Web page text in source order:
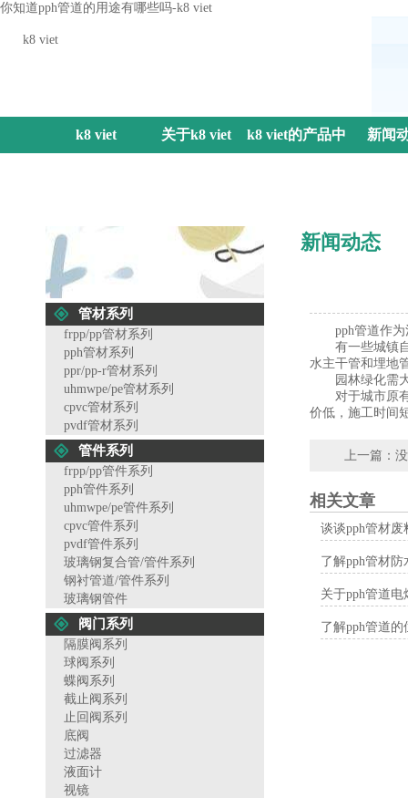
你知道pph管道的用途有哪些吗-k8 viet
k8 viet
k8 viet 关于k8 viet k8 viet的产品中 新闻
管材系列
frpp/pp管材系列
pph管材系列
ppr/pp-r管材系列
uhmwpe/pe管材系列
cpvc管材系列
pvdf管材系列
管件系列
frpp/pp管件系列
pph管件系列
uhmwpe/pe管件系列
cpvc管件系列
pvdf管件系列
玻璃钢复合管/管件系列
钢衬管道/管件系列
玻璃钢管件
阀门系列
隔膜阀系列
球阀系列
蝶阀系列
截止阀系列
止回阀系列
底阀
过滤器
液面计
视镜
新闻动态
pph管道作为污
有一些城镇自
水主干管和埋地
园林绿化需大
对于城市原有
价低，施工时间
上一篇：
相关文章
谈谈pph管材
了解pph管材
关于pph管道
了解pph管道